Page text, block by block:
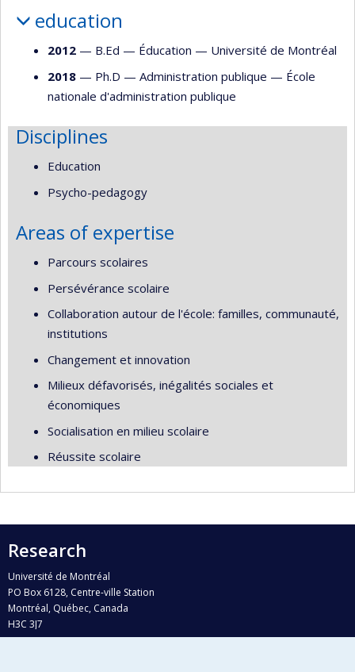
education
2012 — B.Ed — Éducation — Université de Montréal
2018 — Ph.D — Administration publique — École
nationale d'administration publique
Disciplines
Education
Psycho-pedagogy
Areas of expertise
Parcours scolaires
Persévérance scolaire
Collaboration autour de l'école: familles, communauté,
institutions
Changement et innovation
Milieux défavorisés, inégalités sociales et
économiques
Socialisation en milieu scolaire
Réussite scolaire
Research
Université de Montréal
PO Box 6128, Centre-ville Station
Montréal, Québec, Canada
H3C 3J7